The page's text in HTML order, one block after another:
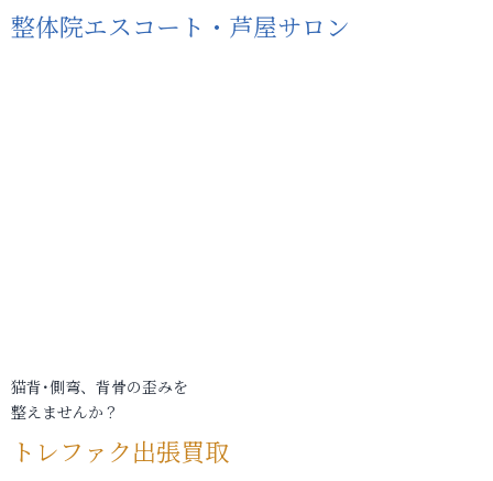
整体院エスコート・芦屋サロン
猫背･側弯、背骨の歪みを
整えませんか？
トレファク出張買取